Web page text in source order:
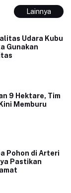
Lainnya
Udara Kubu
Gunakan
9 Hektare, Tim
Memburu
Pohon di Arteri
Pastikan